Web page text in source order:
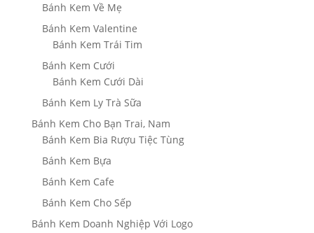
Bánh Kem Về Mẹ
Bánh Kem Valentine
Bánh Kem Trái Tim
Bánh Kem Cưới
Bánh Kem Cưới Dài
Bánh Kem Ly Trà Sữa
Bánh Kem Cho Bạn Trai, Nam
Bánh Kem Bia Rượu Tiệc Tùng
Bánh Kem Bựa
Bánh Kem Cafe
Bánh Kem Cho Sếp
Bánh Kem Doanh Nghiệp Với Logo